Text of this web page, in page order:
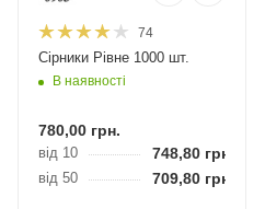
74
Сірники Рівне 1000 шт.
В наявності
780,00 грн.
від 10 748,80 грн.
від 50 709,80 грн.